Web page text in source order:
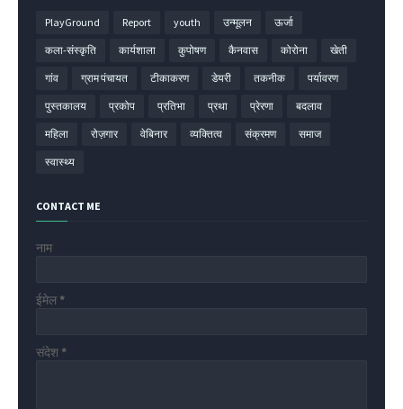
PlayGround Report youth उन्मूलन ऊर्जा
कला-संस्कृति कार्यशाला कुपोषण कैनवास कोरोना खेती
गांव ग्राम पंचायत टीकाकरण डेयरी तकनीक पर्यावरण
पुस्तकालय प्रकोप प्रतिभा प्रथा प्रेरणा बदलाव
महिला रोज़गार वेबिनार व्यक्तित्व संक्रमण समाज
स्वास्थ्य
CONTACT ME
नाम
ईमेल *
संदेश *